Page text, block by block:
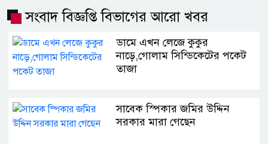
সংবাদ বিজ্ঞপ্তি বিভাগের আরো খবর
ডামে এখন লেজে কুকুর
নাড়ে,গোলাম সিন্ডিকেটের পকেট
তাজা
সাবেক স্পিকার জমির উদ্দিন
সরকার মারা গেছেন